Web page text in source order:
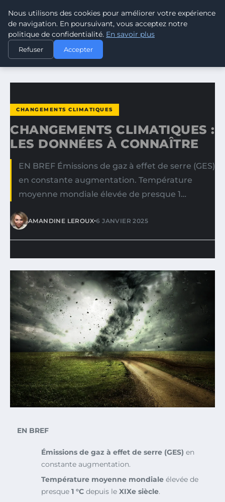
CLIMATE GUARDIAN
ACCUEIL
CHANGEMENTS CLIMATIQUES
CHANGEMENTS CLIMATIQUES : LES DONNÉES À CONNAÎTRE
CHANGEMENTS CLIMATIQUES
CHANGEMENTS CLIMATIQUES :
LES DONNÉES À CONNAÎTRE
EN BREF Émissions de gaz à effet de serre (GES)
en constante augmentation. Température
moyenne mondiale élevée de presque 1…
AMANDINE LEROUX•6 JANVIER 2025
EN BREF
Émissions de gaz à effet de serre (GES) en
constante augmentation.
Température moyenne mondiale élevée de
presque 1 °C depuis le XIXe siècle.
Nous utilisons des cookies pour améliorer votre expérience
de navigation. En poursuivant, vous acceptez notre
politique de confidentialité. En savoir plus
Refuser Accepter